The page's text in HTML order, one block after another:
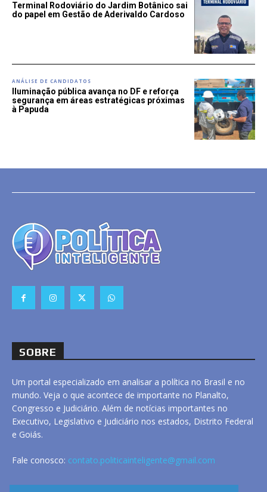
Terminal Rodoviário do Jardim Botânico sai
do papel em Gestão de Aderivaldo Cardoso
ANÁLISE DE CANDIDATOS
Iluminação pública avança no DF e reforça
segurança em áreas estratégicas próximas
à Papuda
SOBRE
Um portal especializado em analisar a política no Brasil e no
mundo. Veja o que acontece de importante no Planalto,
Congresso e Judiciário. Além de notícias importantes no
Executivo, Legislativo e Judiciário nos estados, Distrito Federal
e Goiás.
Fale conosco: contato.politicainteligente@gmail.com